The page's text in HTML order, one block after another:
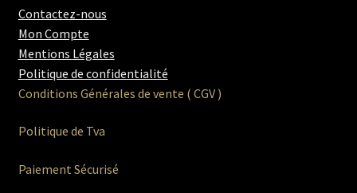
Contactez-nous
Mon Compte
Mentions Légales
Politique de confidentialité
Conditions Générales de vente ( CGV )
Politique de Tva
Paiement Sécurisé